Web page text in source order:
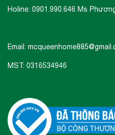
Loại lò: Lò vi sóng
Kích thước lò:
(ra): 900W, công
Điện áp: 220-240V/
Holine: 0901.990.646 Ms
Email:
MST: 0316534946